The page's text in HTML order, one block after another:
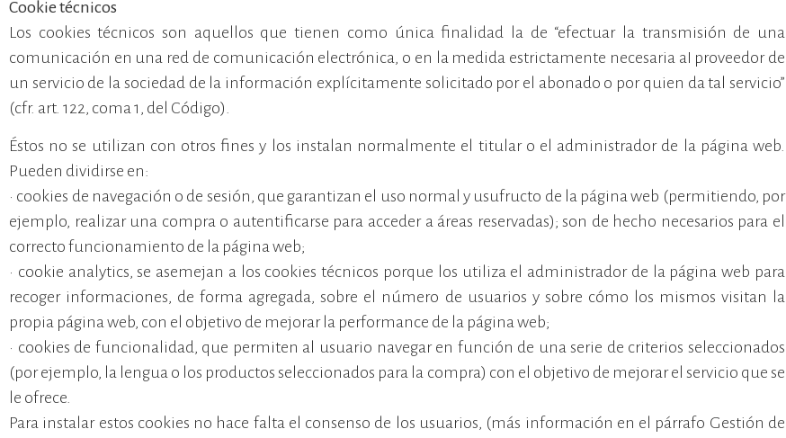
Cookie técnicos
Los cookies técnicos son aquellos que tienen como única finalidad la de “efectuar la transmisión de una
comunicación en una red de comunicación electrónica, o en la medida estrictamente necesaria aI proveedor de
un servicio de la sociedad de la información explícitamente solicitado por el abonado o por quien da tal servicio”
(cfr. art. 122, coma 1, del Código).
Éstos no se utilizan con otros fines y los instalan normalmente el titular o el administrador de la página web.
Pueden dividirse en:
• cookies de navegación o de sesión, que garantizan el uso normal y usufructo de la página web (permitiendo, por
ejemplo, realizar una compra o autentificarse para acceder a áreas reservadas); son de hecho necesarios para el
correcto funcionamiento de la página web;
• cookie analytics, se asemejan a los cookies técnicos porque los utiliza el administrador de la página web para
recoger informaciones, de forma agregada, sobre el número de usuarios y sobre cómo los mismos visitan la
propia página web, con el objetivo de mejorar la performance de la página web;
• cookies de funcionalidad, que permiten al usuario navegar en función de una serie de criterios seleccionados
(por ejemplo, la lengua o los productos seleccionados para la compra) con el objetivo de mejorar el servicio que se
le ofrece.
Para instalar estos cookies no hace falta el consenso de los usuarios, (más información en el párrafo Gestión de